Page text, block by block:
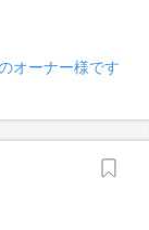
オーナー様です